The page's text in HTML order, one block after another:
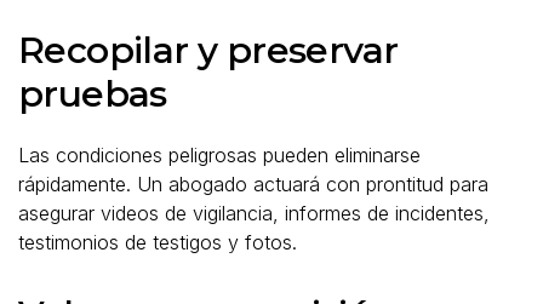
Recopilar y preservar
pruebas
Las condiciones peligrosas pueden eliminarse
rápidamente. Un abogado actuará con prontitud para
asegurar videos de vigilancia, informes de incidentes,
testimonios de testigos y fotos.